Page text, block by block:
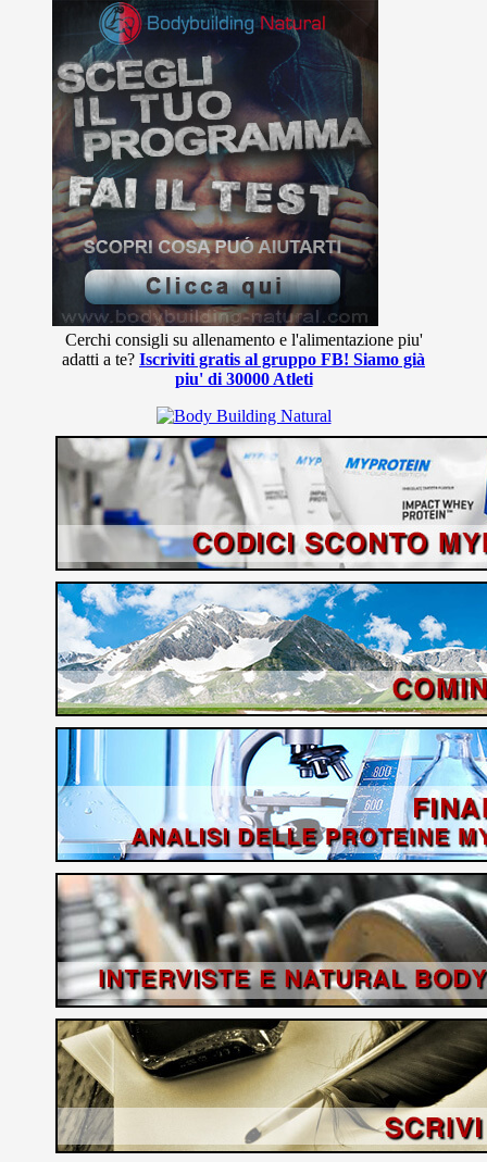
Cerchi consigli su allenamento e l'alimentazione piu'
adatti a te? Iscriviti gratis al gruppo FB! Siamo già
piu' di 30000 Atleti